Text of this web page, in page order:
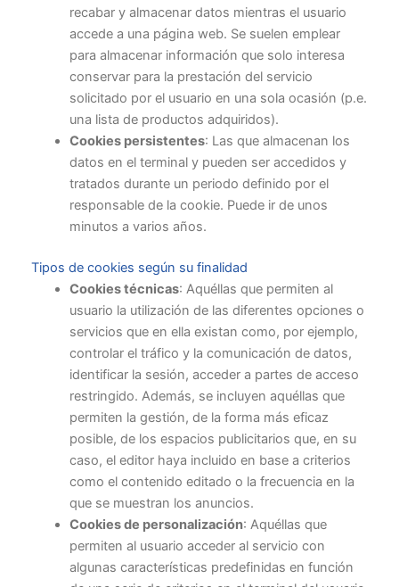
recabar y almacenar datos mientras el usuario
accede a una página web. Se suelen emplear
para almacenar información que solo interesa
conservar para la prestación del servicio
solicitado por el usuario en una sola ocasión (p.e.
una lista de productos adquiridos).
Cookies persistentes: Las que almacenan los
datos en el terminal y pueden ser accedidos y
tratados durante un periodo definido por el
responsable de la cookie. Puede ir de unos
minutos a varios años.
Tipos de cookies según su finalidad
Cookies técnicas: Aquéllas que permiten al
usuario la utilización de las diferentes opciones o
servicios que en ella existan como, por ejemplo,
controlar el tráfico y la comunicación de datos,
identificar la sesión, acceder a partes de acceso
restringido. Además, se incluyen aquéllas que
permiten la gestión, de la forma más eficaz
posible, de los espacios publicitarios que, en su
caso, el editor haya incluido en base a criterios
como el contenido editado o la frecuencia en la
que se muestran los anuncios.
Cookies de personalización: Aquéllas que
permiten al usuario acceder al servicio con
algunas características predefinidas en función